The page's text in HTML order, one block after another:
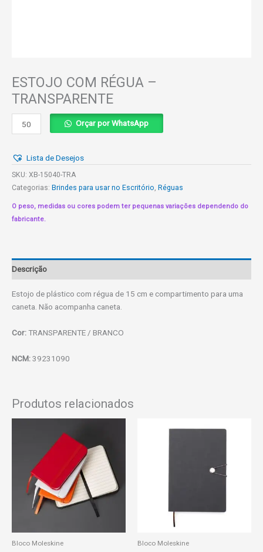
ESTOJO COM RÉGUA –
TRANSPARENTE
ESTOJO
COM
-
TRANSPARENTE
quantidade
Orçar por WhatsApp
Lista de Desejos
SKU: XB-15040-TRA
Categorias: Brindes para usar no Escritório, Réguas
O peso, medidas ou cores podem ter pequenas variações dependendo do
fabricante.
Descrição
Estojo de plástico com régua de 15 cm e compartimento para uma
caneta. Não acompanha caneta.
Cor:TRANSPARENTE / BRANCO
NCM:39231090
Produtos relacionados
Bloco Moleskine Bloco Moleskine